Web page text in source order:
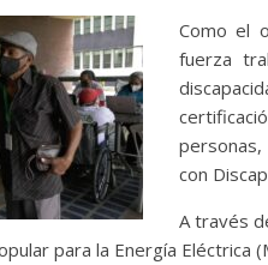
Como el
fuerza
con
A través
para la Energía Eléctrica